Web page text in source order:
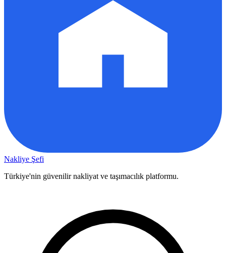
Nakliye Şefi
Türkiye'nin güvenilir nakliyat ve taşımacılık platformu.